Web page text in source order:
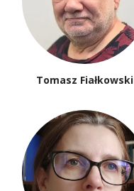
Tomasz Fiałkowski